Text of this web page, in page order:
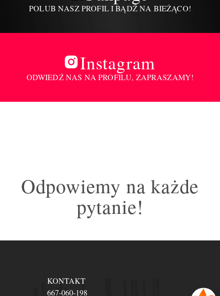
POLUB NASZ PROFIL I BĄDŹ NA BIEŻĄCO!
Instagram
ODWIEDŹ NAS NA PROFILU, ZAPRASZAMY!
Odpowiemy na każde
pytanie!
KONTAKT
667-060-198